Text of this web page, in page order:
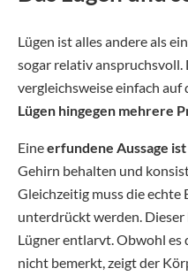
Lügen ist alles andere als
sogar relativ anspruchsvoll.
vergleichsweise einfach
Lügen hingegen mehrere
Eineerfundene Aussage
Gehirn behalten und
Gleichzeitig muss die echte
unterdrückt werden. Dieser
Lügner entlarvt. Obwohl es
nicht bemerkt, zeigt der